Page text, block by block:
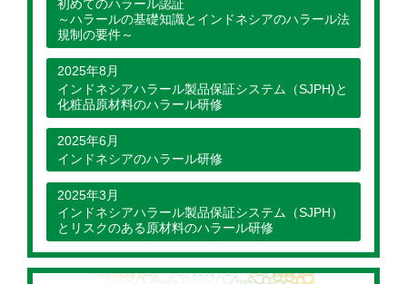
初めてのハラール認証
～ハラールの基礎知識とインドネシアのハラール法
規制の要件～
2025年8月
インドネシアハラール製品保証システム（SJPH)と
化粧品原材料のハラール研修
2025年6月
インドネシアのハラール研修
2025年3月
インドネシアハラール製品保証システム（SJPH）
とリスクのある原材料のハラール研修